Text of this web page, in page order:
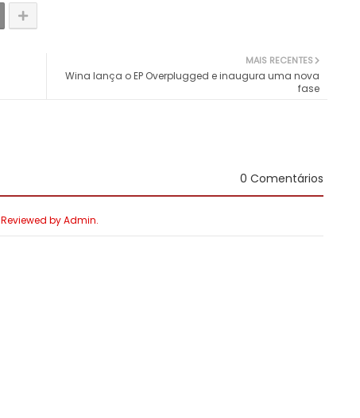
MAIS RECENTES
Wina lança o EP Overplugged e inaugura uma nova
fase
0 Comentários
by Admin.